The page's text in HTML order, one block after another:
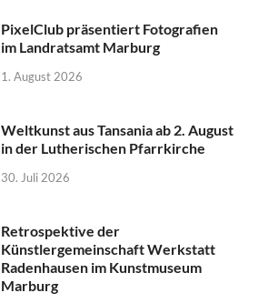
PixelClub präsentiert Fotografien
im Landratsamt Marburg
1. August 2026
Weltkunst aus Tansania ab 2. August
in der Lutherischen Pfarrkirche
30. Juli 2026
Retrospektive der
Künstlergemeinschaft Werkstatt
Radenhausen im Kunstmuseum
Marburg